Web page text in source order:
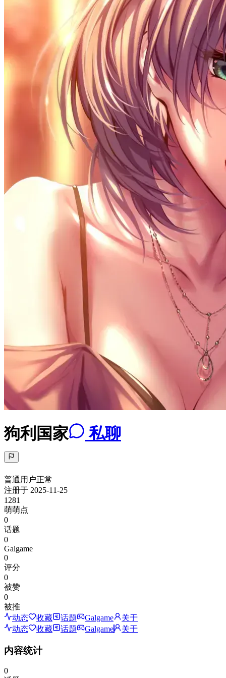
狗利国家 私聊
普通用户正常
注册于 2025-11-25
1281
萌萌点
0
话题
0
Galgame
0
评分
0
被赞
0
被推
动态
收藏 话题 Galgame
关于
动态
收藏 话题 Galgame 关于
内容统计
0